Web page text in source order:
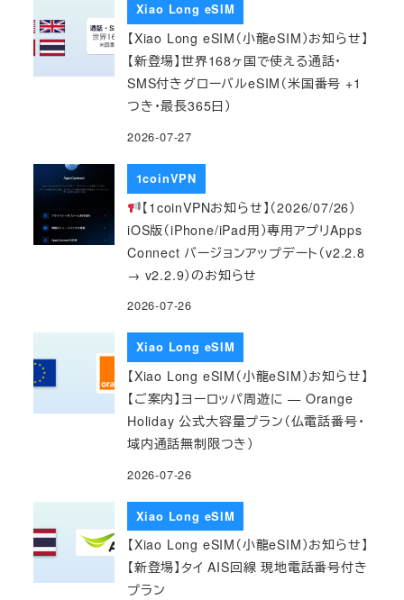
Xiao Long eSIM
【Xiao Long eSIM（小龍eSIM）お知らせ】
【新登場】世界168ヶ国で使える通話・
SMS付きグローバルeSIM（米国番号 +1
つき・最長365日）
2026-07-27
1coinVPN
【1coinVPNお知らせ】（2026/07/26）
iOS版（iPhone/iPad用）専用アプリApps
Connect バージョンアップデート（v2.2.8
→ v2.2.9）のお知らせ
2026-07-26
Xiao Long eSIM
【Xiao Long eSIM（小龍eSIM）お知らせ】
【ご案内】ヨーロッパ周遊に — Orange
Holiday 公式大容量プラン（仏電話番号・
域内通話無制限つき）
2026-07-26
Xiao Long eSIM
【Xiao Long eSIM（小龍eSIM）お知らせ】
【新登場】タイ AIS回線 現地電話番号付き
プラン